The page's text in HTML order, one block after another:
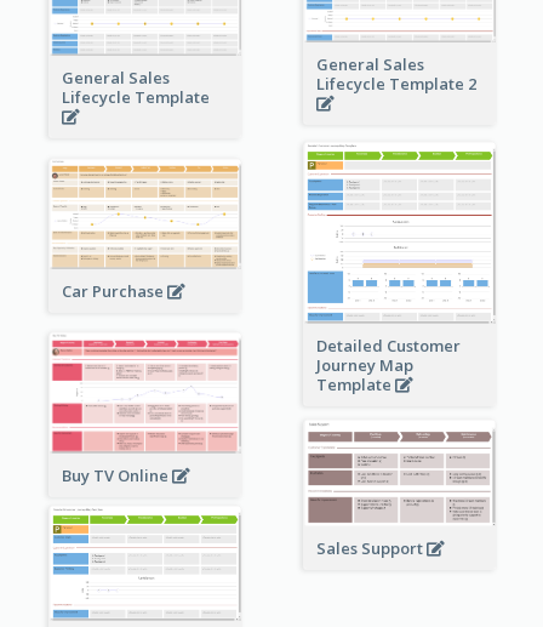
General Sales
Lifecycle Template 2
General Sales
Lifecycle Template
Detailed Customer
Journey Map
Template
Car Purchase
Buy TV Online
Sales Support